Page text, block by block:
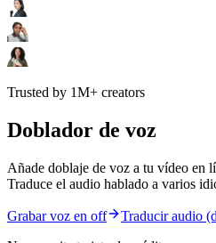
Trusted by 1M+ creators
Doblador de voz
Añade doblaje de voz a tu vídeo en
Traduce el audio hablado a varios
Grabar voz en off
Traducir audio